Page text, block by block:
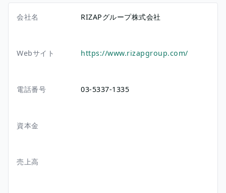
会社名 RIZAPグループ株式会社
Webサイト https://www.rizapgroup.com/
電話番号 03-5337-1335
資本金
売上高